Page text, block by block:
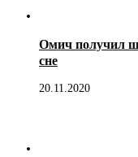
Омич получил
сне
20.11.2020